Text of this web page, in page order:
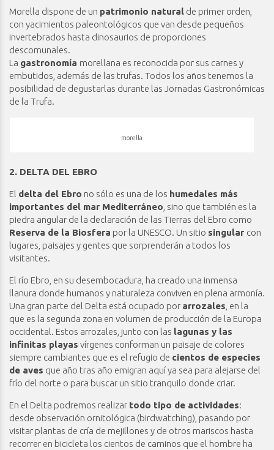
Morella dispone de un patrimonio natural de primer orden,
con yacimientos paleontológicos que van desde pequeños
invertebrados hasta dinosaurios de proporciones
descomunales.
La gastronomía morellana es reconocida por sus carnes y
embutidos, además de las trufas. Todos los años tenemos la
posibilidad de degustarlas durante las Jornadas Gastronómicas
de la Trufa.
morella
2. DELTA DEL EBRO
El delta del Ebro no sólo es una de los humedales más
importantes del mar Mediterráneo , sino que también es la
piedra angular de la declaración de las Tierras del Ebro como
Reserva de la Biosfera por la UNESCO. Un sitio singular con
lugares, paisajes y gentes que sorprenderán a todos los
visitantes.
El río Ebro, en su desembocadura, ha creado una inmensa
llanura donde humanos y naturaleza conviven en plena armonía.
Una gran parte del Delta está ocupado por arrozales , en la
que es la segunda zona en volumen de producción de la Europa
occidental. Estos arrozales, junto con las lagunas y las
infinitas playas vírgenes conforman un paisaje de colores
siempre cambiantes que es el refugio de cientos de especies
de aves que año tras año emigran aquí ya sea para alejarse del
frío del norte o para buscar un sitio tranquilo donde criar.
En el Delta podremos realizar todo tipo de actividades:
desde observación ornitológica (birdwatching), pasando por
visitar plantas de cría de mejillones y de otros mariscos hasta
recorrer en bicicleta los cientos de caminos que el hombre ha